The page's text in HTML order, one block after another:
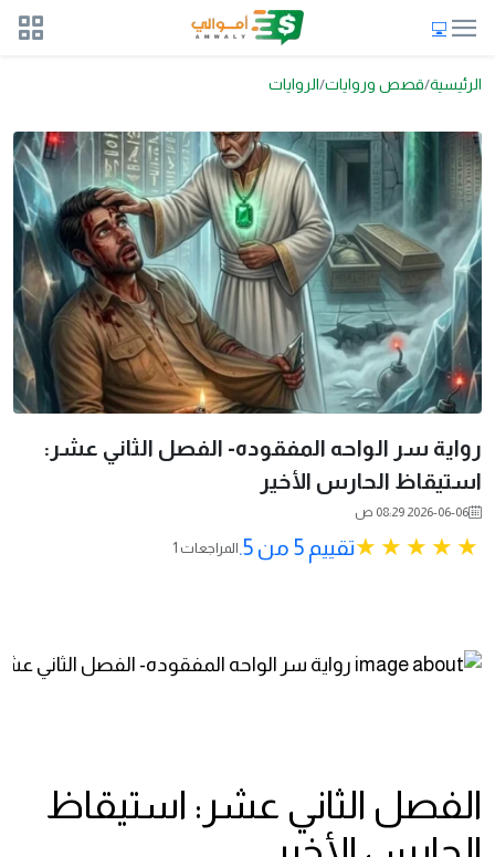
الرئيسية قصص وروايات الروايات
رواية سر الواحه المفقوده- الفصل الثاني عشر:
استيقاظ الحارس الأخير
2026-06-06 08:29 ص
تقييم 5 من 5. 1 المراجعات
الفصل الثاني عشر: استيقاظ